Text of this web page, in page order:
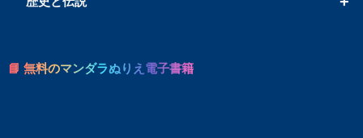
📘 無料のマンダラぬりえ電子書籍